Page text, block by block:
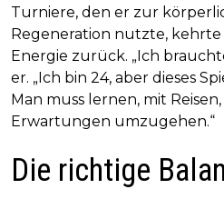
Turniere, den er zur
Regeneration nutzte,
Energie zurück. „Ich
er. „Ich bin 24, aber dieses
Man muss lernen, mit
Erwartungen umzugehen.“
Die richtige